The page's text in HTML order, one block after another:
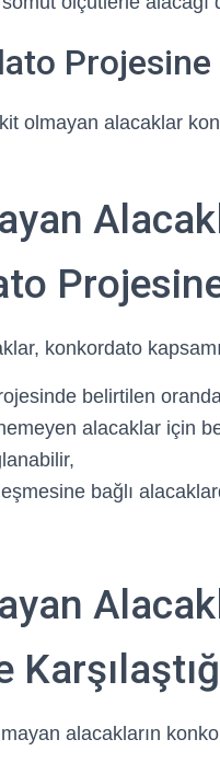
olmayan alacaklar
konkordato
belirtilen
alacaklar için
bağlı
alacakların